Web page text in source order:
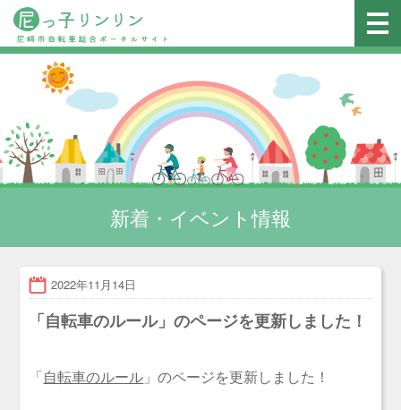
新着・イベント情報
2022年11月14日
「自転車のルール」のページを更新しました！
「自転車のルール 」のページを更新しました！